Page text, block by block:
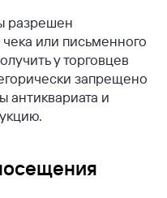
разрешен
или письменного
у торговцев
запрещено
антиквариата и